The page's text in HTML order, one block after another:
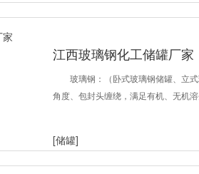
江西玻璃钢化工储罐厂家
玻璃钢：（卧式玻璃钢储罐、立
角度、包封头缠绕，满足有机、无机
[储罐]